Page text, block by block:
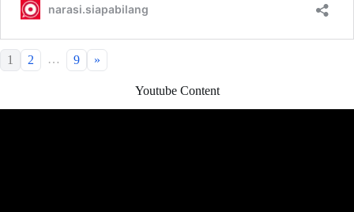
1 2 … 9 »
Youtube Content